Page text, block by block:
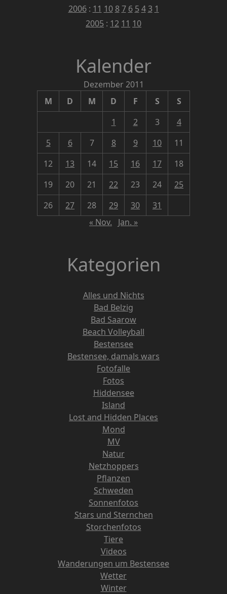
2006: 11 10 8 7 6 5 4 3 1
2005 : 12 11 10
Kalender
Dezember 2011
M
D M D F S
S
1
2 3
4
5
6 7 8 9 10
11
12
13 14 15 16 17
18
19
20 21 22 23 24
25
26
27 28 29 30
31
« Nov.
Jan. »
Kategorien
Alles und Nichts
Bad Belzig
Bad Saarow
Beach Volleyball
Bestensee
Bestensee, damals wars
Fotofalle
Fotos
Hiddensee
Island
Lost and Hidden Places
Mond
MV
Natur
Netzhoppers
Pflanzen
Schweden
Sonnenfotos
Stars und Sternchen
Storchenfotos
Tiere
Videos
Wanderungen um Bestensee
Wetter
Winter